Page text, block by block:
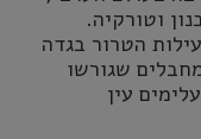
וטורקיה.
הטרור בגדה
שגורשו
עין